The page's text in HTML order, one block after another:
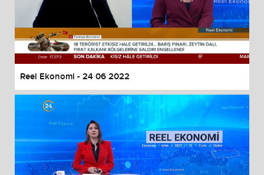
Reel Ekonomi - 24 06 2022